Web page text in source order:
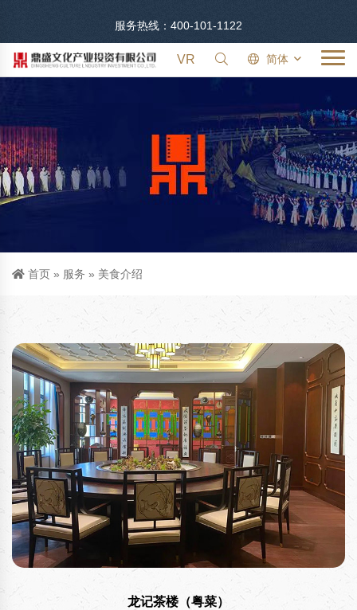
服务热线：400-101-1122
VR 简体
首页 » 服务 » 美食介绍
龙记茶楼（粤菜）